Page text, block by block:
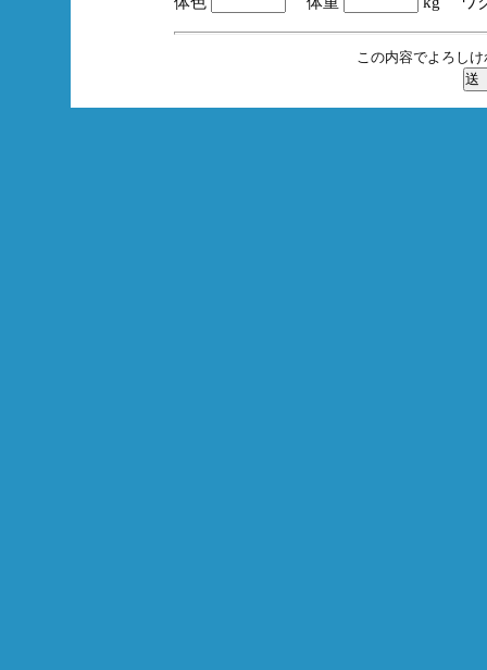
この内容でよろし